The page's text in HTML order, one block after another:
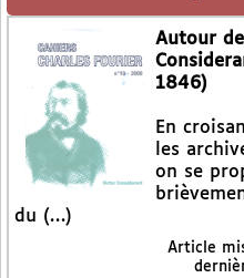
Autour
1846)
En
les
on se
du (…)
Article